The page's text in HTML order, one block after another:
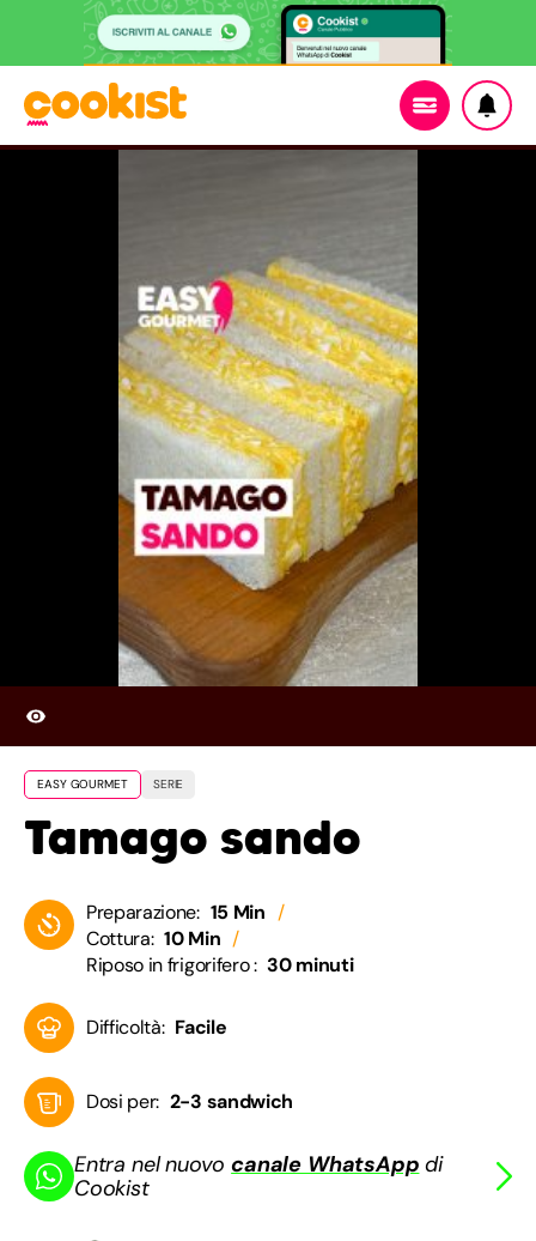
EASY GOURMET SERIE
Tamago sando
Preparazione: 15 Min
Cottura: 10 Min
Riposo in frigorifero : 30 minuti
Difficoltà: Facile
Dosi per: 2-3 sandwich
Entra nel nuovocanale WhatsApp di
Cookist